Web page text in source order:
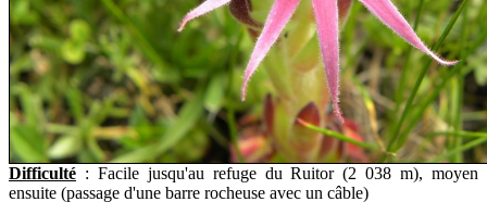
Difficulté : Facile jusqu'au refuge du Ruitor (2 038 m), moyen
ensuite (passage d'une barre rocheuse avec un câble)